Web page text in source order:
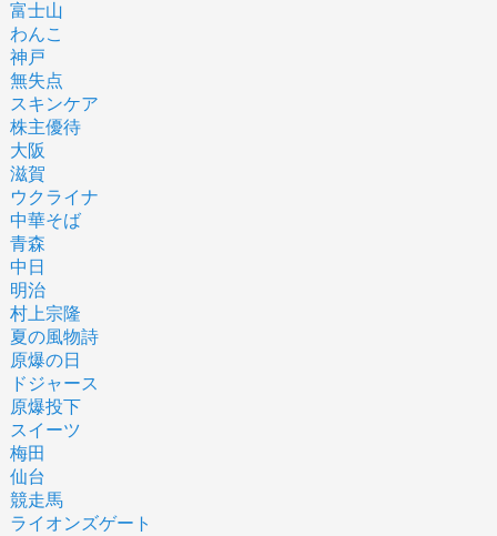
富士山
わんこ
神戸
無失点
スキンケア
株主優待
大阪
滋賀
ウクライナ
中華そば
青森
中日
明治
村上宗隆
夏の風物詩
原爆の日
ドジャース
原爆投下
スイーツ
梅田
仙台
競走馬
ライオンズゲート